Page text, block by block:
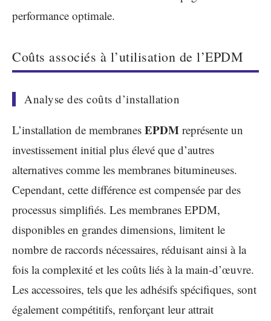
performance optimale.
Coûts associés à l’utilisation de l’EPDM
Analyse des coûts d’installation
L’installation de membranes EPDM représente un
investissement initial plus élevé que d’autres
alternatives comme les membranes bitumineuses.
Cependant, cette différence est compensée par des
processus simplifiés. Les membranes EPDM,
disponibles en grandes dimensions, limitent le
nombre de raccords nécessaires, réduisant ainsi à la
fois la complexité et les coûts liés à la main-d’œuvre.
Les accessoires, tels que les adhésifs spécifiques, sont
également compétitifs, renforçant leur attrait